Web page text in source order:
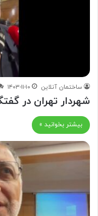
ساختمان آنلاین ۱۴۰۳-۱۱-۱۰
شهردار تهران در
بیشتر بخوانید »